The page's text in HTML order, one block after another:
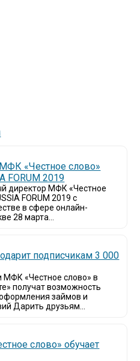
«Честное слово»
FORUM 2019
директор МФК «Честное
FORUM 2019 с
в сфере онлайн-
28 марта...
подписчикам 3 000
МФК «Честное слово» в
получат возможность
займов и
Дарить друзьям...
слово» обучает